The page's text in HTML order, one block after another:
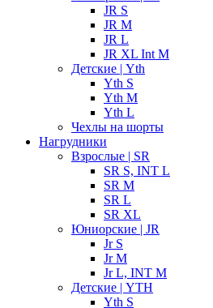
JR S
JR M
JR L
JR XL Int M
Детские | Yth
Yth S
Yth M
Yth L
Чехлы на шорты
Нагрудники
Взрослые | SR
SR S, INT L
SR M
SR L
SR XL
Юниорские | JR
Jr S
Jr M
Jr L, INT M
Детские | YTH
Yth S